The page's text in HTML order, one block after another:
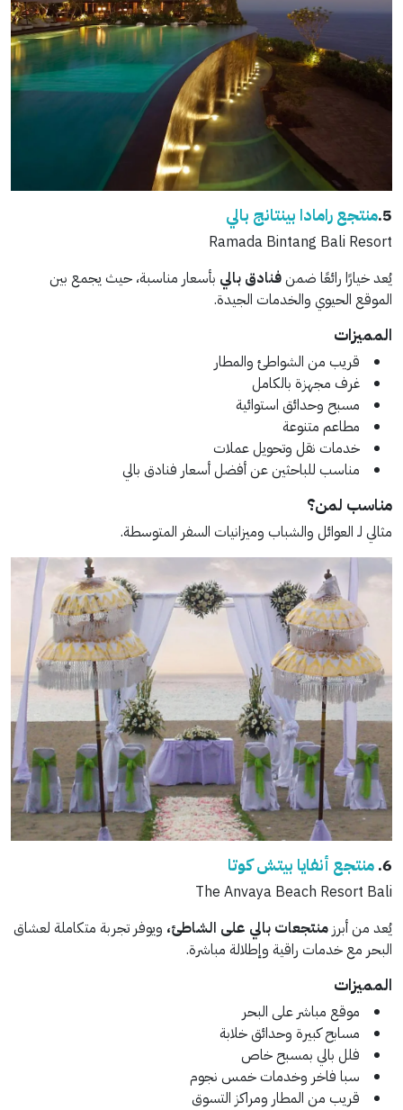
5. منتجع رامادا بينتانج بالي
Ramada Bintang Bali Resort
يُعد خيارًا رائعًا ضمنفنادق بالي بأسعار مناسبة، حيث يجمع بين
الموقع الحيوي والخدمات الجيدة.
المميزات
قريب من الشواطئ والمطار
غرف مجهزة بالكامل
مسبح وحدائق استوائية
مطاعم متنوعة
خدمات نقل وتحويل عملات
مناسب للباحثين عن أفضل أسعار فنادق بالي
مناسب لمن؟
مثالي لـ العوائل والشباب وميزانيات السفر المتوسطة.
6. منتجع أنفايا بيتش كوتا
The Anvaya Beach Resort Bali
يُعد من أبرز منتجعات بالي على الشاطئ، ويوفر تجربة متكاملة لعشاق
البحر مع خدمات راقية وإطلالة مباشرة.
المميزات
موقع مباشر على البحر
مسابح كبيرة وحدائق خلابة
فلل بالي بمسبح خاص
سبا فاخر وخدمات خمس نجوم
قريب من المطار ومراكز التسوق